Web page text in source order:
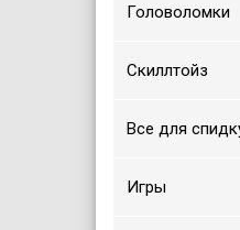
Головоломки
Скиллтойз
Все для
Игры